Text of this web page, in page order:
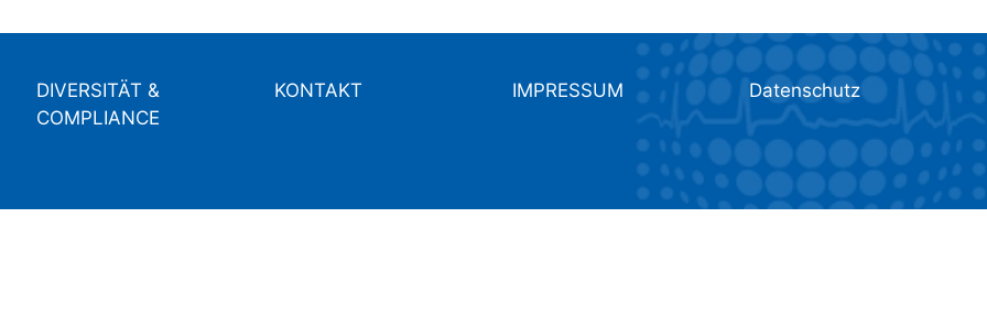
DIVERSITÄT &
COMPLIANCE
KONTAKT IMPRESSUM Datenschutz